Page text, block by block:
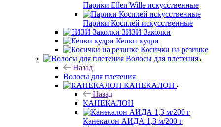
Парики Ellen Wille искусственные
Парики Косплей искусственные
ЗИЗИ Заколки
Кепки кудри
Косички на резинке
Волосы для плетения
Назад
Волосы для плетения
КАНЕКАЛОН
Назад
КАНЕКАЛОН
Канекалон АИДА 1,3 м/200 г